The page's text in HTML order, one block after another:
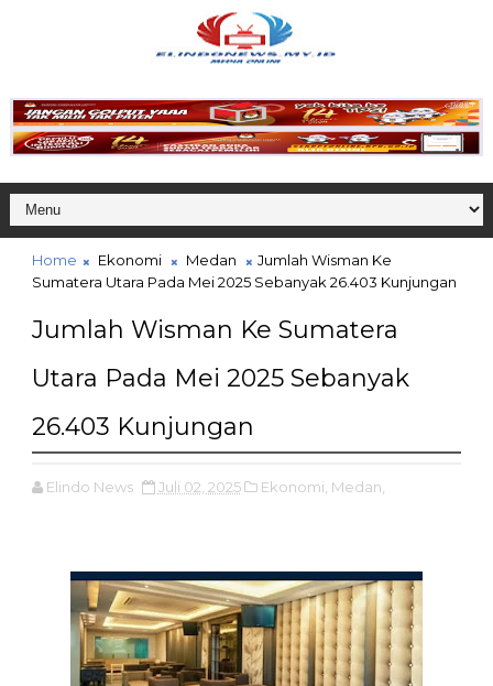
Home Ekonomi Medan
Jumlah Wisman Ke
Sumatera Utara Pada Mei 2025 Sebanyak 26.403 Kunjungan
Jumlah Wisman Ke Sumatera
Utara Pada Mei 2025 Sebanyak
26.403 Kunjungan
Elindo News Juli 02, 2025 Ekonomi, Medan,